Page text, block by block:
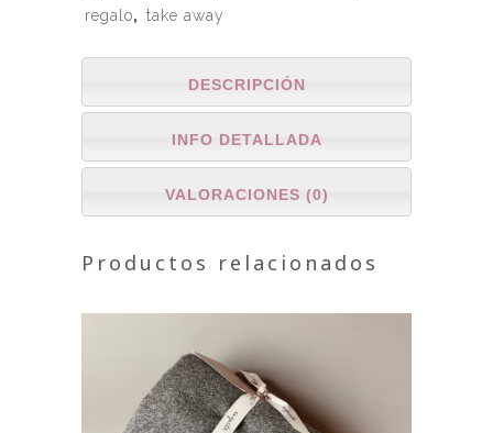
regalo, take away
DESCRIPCIÓN
INFO DETALLADA
VALORACIONES (0)
Productos relacionados